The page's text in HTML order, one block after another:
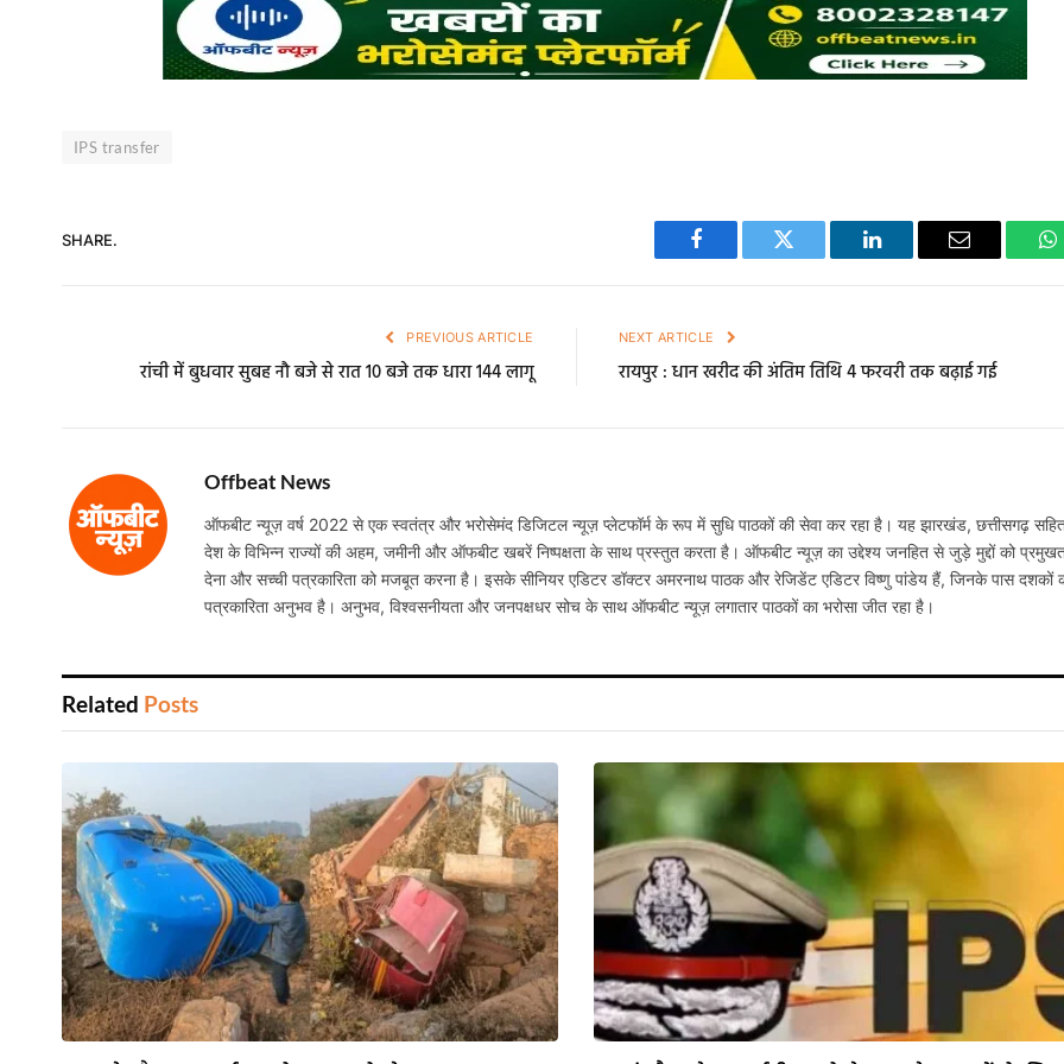
IPS transfer
SHARE.
Facebook Twitter LinkedIn Email
PREVIOUS ARTICLE
रांची में बुधवार सुबह नौ बजे से रात 10 बजे तक धारा 144 लागू
NEXT ARTICLE
रायपुर : धान खरीद की अंतिम तिथि 4 फरवरी तक बढ़ाई गई
Offbeat News
ऑफबीट न्यूज़ वर्ष 2022 से एक स्वतंत्र और भरोसेमंद डिजिटल न्यूज़ प्लेटफॉर्म के रूप में सुधि पाठकों की सेवा कर रहा है। यह झारखंड, छत्तीसगढ़
देश के विभिन्न राज्यों की अहम, जमीनी और ऑफबीट खबरें निष्पक्षता के साथ प्रस्तुत करता है। ऑफबीट न्यूज़ का उद्देश्य जनहित से जुड़े मुद्दों को
देना और सच्ची पत्रकारिता को मजबूत करना है। इसके सीनियर एडिटर डॉक्टर अमरनाथ पाठक और रेजिडेंट एडिटर विष्णु पांडेय हैं, जिनके पास दशकों
पत्रकारिता अनुभव है। अनुभव, विश्वसनीयता और जनपक्षधर सोच के साथ ऑफबीट न्यूज़ लगातार पाठकों का भरोसा जीत रहा है।
Related Posts